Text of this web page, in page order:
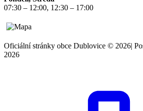
07:30 – 12:00, 12:30 – 17:00
Oficiální stránky obce Dublovice © 2026|
2026